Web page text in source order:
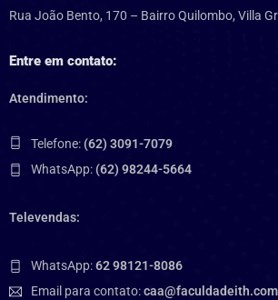
Rua João Bento, 170 – Bairro Quilombo, Villa
Entre em contato:
Atendimento:
Telefone: (62) 3091-7079
WhatsApp: (62) 98244-5664
Televendas:
WhatsApp:62 98121-8086
Email para contato: